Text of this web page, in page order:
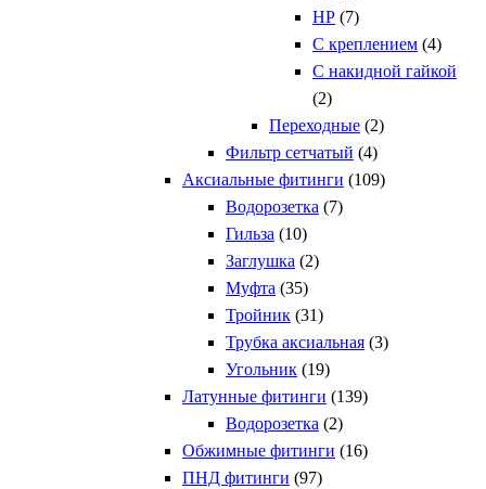
НР (7)
С креплением (4)
С накидной гайкой
(2)
Переходные (2)
Фильтр сетчатый (4)
Аксиальные фитинги (109)
Водорозетка (7)
Гильза (10)
Заглушка (2)
Муфта (35)
Тройник (31)
Трубка аксиальная (3)
Угольник (19)
Латунные фитинги (139)
Водорозетка (2)
Обжимные фитинги (16)
ПНД фитинги (97)